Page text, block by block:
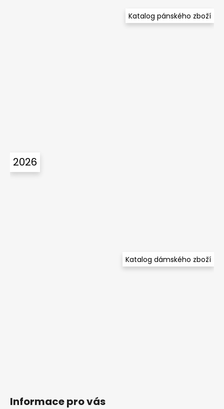
Katalog pánského zboží
2026
Katalog dámského zboží
Informace pro vás